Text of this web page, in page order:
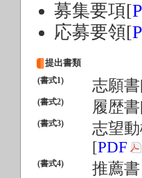
募集要項[
応募要領[
提出書類
(書式1) 志願
(書式2) 履歴
(書式3)
志望
[PDF
(書式4)
推薦